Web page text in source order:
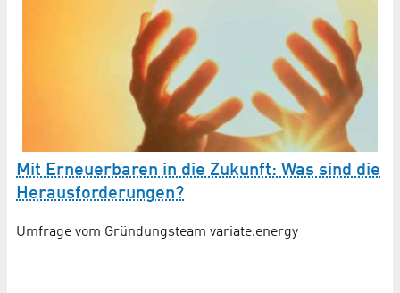
Mit Erneuerbaren in die Zukunft: Was sind die
Herausforderungen?
Umfrage vom Gründungsteam variate.energy